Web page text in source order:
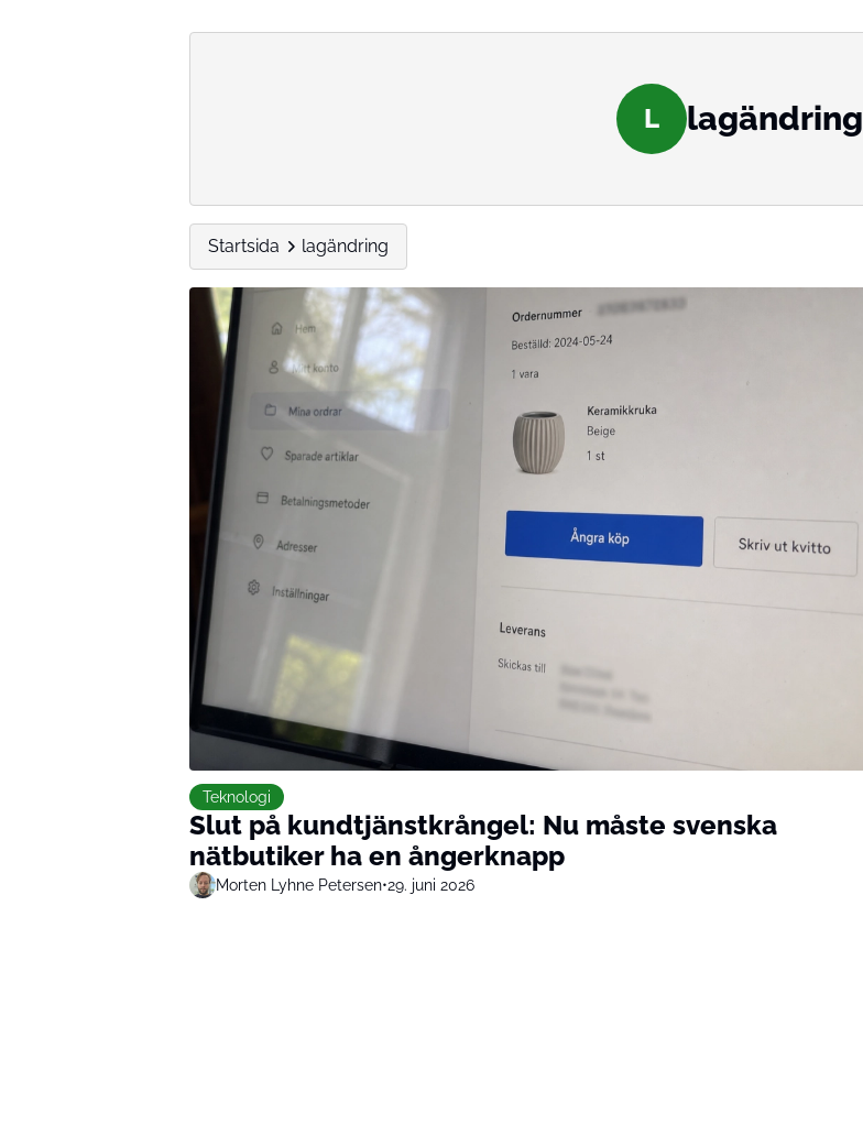
L lagändring
Startsida lagändring
Teknologi
Slut på kundtjänstkrångel: Nu måste svenska
nätbutiker ha en ångerknapp
Morten Lyhne Petersen•29. juni 2026